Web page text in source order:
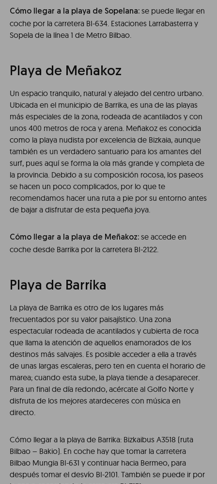
Cómo llegar a la playa de Sopelana: se puede llegar en
coche por la carretera BI-634. Estaciones Larrabasterra y
Sopela de la línea 1 de Metro Bilbao.
Playa de Meñakoz
Un espacio tranquilo, natural y alejado del centro urbano.
Ubicada en el municipio de Barrika, es una de las playas
más especiales de la zona, rodeada de acantilados y con
unos 400 metros de roca y arena. Meñakoz es conocida
como la playa nudista por excelencia de Bizkaia, aunque
también es un verdadero santuario para los amantes del
surf, pues aquí se forma la ola más grande y completa de
la provincia. Debido a su composición rocosa, los paseos
se hacen un poco complicados, por lo que te
recomendamos hacer una ruta a pie por su entorno antes
de bajar a disfrutar de esta pequeña joya.
Cómo llegar a la playa de Meñakoz: se accede en
coche desde Barrika por la carretera BI-2122.
Playa de Barrika
La playa de Barrika es otro de los lugares más
frecuentados por su valor paisajístico. Una zona
espectacular rodeada de acantilados y cubierta de roca
que llama la atención de aquellos enamorados de los
destinos más salvajes. Es posible acceder a ella a través
de unas largas escaleras, pero ten en cuenta el horario de
marea; cuando esta sube, la playa tiende a desaparecer.
Para un final de día redondo, acércate al Golfo Norte y
disfruta de los mejores atardeceres con música en
directo.
Cómo llegar a la playa de Barrika: Bizkaibus A3518 (ruta
Bilbao – Bakio). En coche hay que tomar la carretera
Bilbao Mungia BI-631 y continuar hacia Bermeo, para
después tomar el desvío BI-2101. También se puede ir por